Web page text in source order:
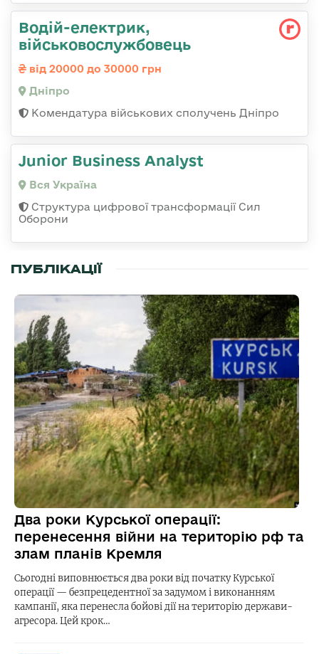
Водій-електрик,
військовослужбовець
від 20000 до 30000 грн
Дніпро
Комендатура військових сполучень Дніпро
Junior Business Analyst
Вся Україна
Структура цифрової трансформації Сил
Оборони
ПУБЛІКАЦІЇ
Два роки Курської операції:
перенесення війни на територію рф та
злам планів Кремля
Сьогодні виповнюється два роки від початку Курської
операції — безпрецедентної за задумом і виконанням
кампанії, яка перенесла бойові дії на територію держави-
агресора. Цей крок…